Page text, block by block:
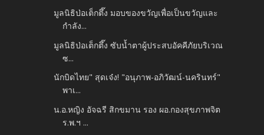
มูลนิธิป่อเต็กตึ๊ง มอบของขวัญเพื่อเป็นขวัญและ
กำลัง...
มูลนิธิป่อเต็กตึ๊ง ซับน้ำตาผู้ประสบอัคคีภัยบริเวณ
ซ...
นักบิดไทย" สุดเจ๋ง! "อนุภาพ-อภิวัฒน์-นครินทร์"
พาเ...
น.อ.หญิง อัจฉรี สิกขมาน รอง ผอ.กองสุขภาพจิต
ร.พ.ฯ ...